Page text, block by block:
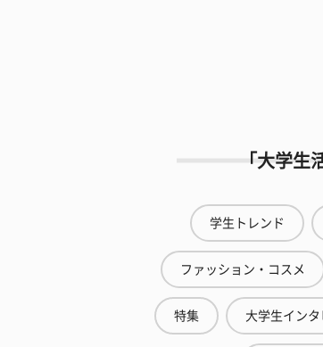
「大学生
学生トレンド
ファッション・コスメ
特集 大学生インタ